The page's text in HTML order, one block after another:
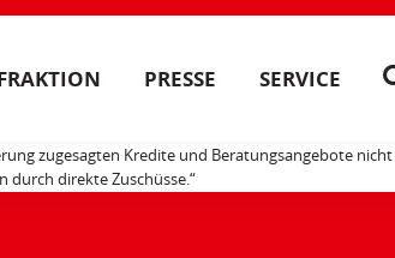
PRESSE SERVICE
zugesagten Kredite und Beratungsangebote nicht
direkte Zuschüsse.“